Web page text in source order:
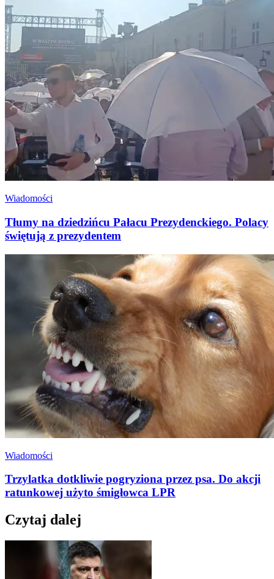
Wiadomości
Tłumy na dziedzińcu Pałacu Prezydenckiego. Polacy
świętują z prezydentem
Wiadomości
Trzylatka dotkliwie pogryziona przez psa. Do akcji
ratunkowej użyto śmigłowca LPR
Czytaj dalej